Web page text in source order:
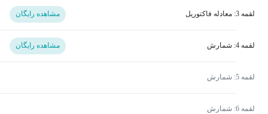
لقمه 3: معادله فاکتوریل مشاهده رایگان
لقمه 4: شمارش مشاهده رایگان
لقمه 5: شمارش
لقمه 6: شمارش